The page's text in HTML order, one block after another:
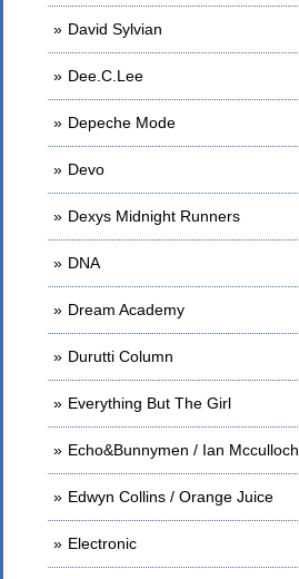
David Sylvian
Dee.C.Lee
Depeche Mode
Devo
Dexys Midnight Runners
DNA
Dream Academy
Durutti Column
Everything But The Girl
Echo&Bunnymen / Ian Mcculloch
Edwyn Collins / Orange Juice
Electronic